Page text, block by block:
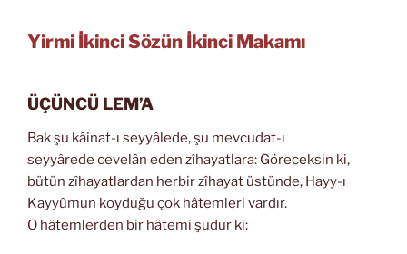
Yirmi İkinci Sözün İkinci Makamı
ÜÇÜNCÜ LEM’A
Bak şu kâinat-ı seyyâlede, şu mevcudat-ı
seyyârede cevelân eden zîhayatlara: Göreceksin ki,
bütün zîhayatlardan herbir zîhayat üstünde, Hayy-ı
Kayyûmun koyduğu çok hâtemleri vardır.
O hâtemlerden bir hâtemi şudur ki: